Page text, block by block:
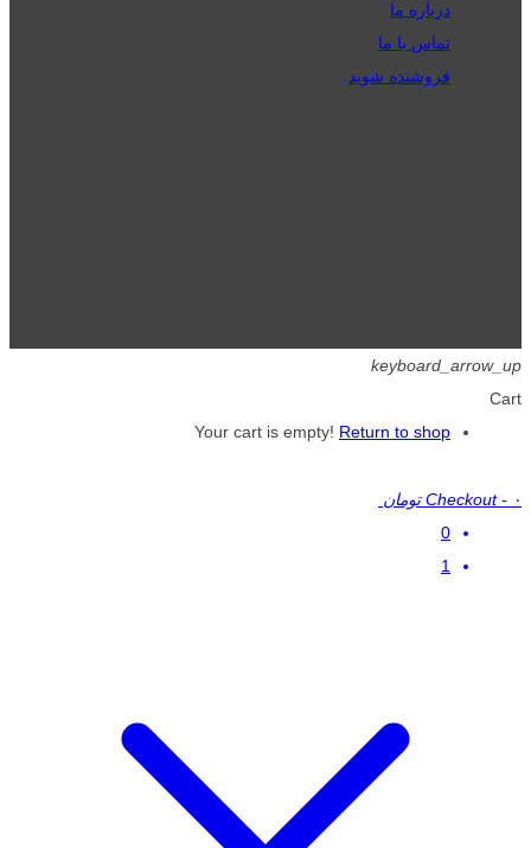
درباره ما
تماس با ما
فروشنده شوید
keyboard_arrow_up
Cart
Your cart is empty! Return to shop
Checkout - ۰ تومان
0
1